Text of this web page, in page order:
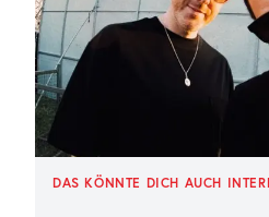
DAS KÖNNTE DICH AUCH